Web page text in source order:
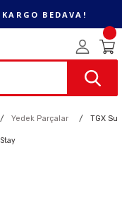
KARGO BEDAVA!
Yedek Parçalar TGX